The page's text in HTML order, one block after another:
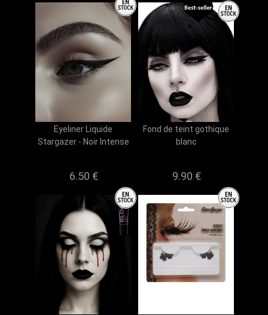
Eyeliner Liquide
Stargazer - Noir Intense
6.50 €
Fond de teint gothique
blanc
9.90 €